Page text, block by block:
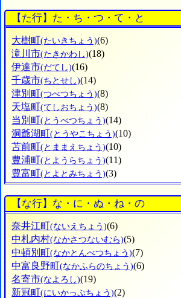
【た行】た・ち・つ・て・と
大樹町(たいきちょう)(6)
滝川市(たきかわし)(18)
伊達市(だてし)(16)
千歳市(ちとせし)(14)
津別町(つべつちょう)(8)
天塩町(てしおちょう)(8)
当別町(とうべつちょう)(14)
洞爺湖町(とうやこちょう)(10)
苫前町(とままえちょう)(10)
豊浦町(とようらちょう)(11)
豊富町(とよとみちょう)(3)
【な行】な・に・ぬ・ね・の
奈井江町(ないえちょう)(6)
中札内村(なかさつないむら)(5)
中頓別町(なかとんべつちょう)(7)
中富良野町(なかふらのちょう)(6)
名寄市(なよろし)(19)
新冠町(にいかっぷちょう)(2)